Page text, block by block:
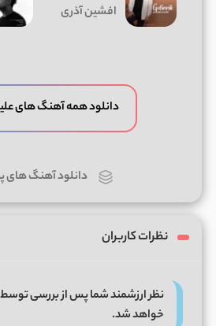
افشین آذری
دانلود همه آهنگ های
دانلود آهنگ های
نظرات کاربران
نظر ارزشمند شما پس از بررسی
خواهد شد.